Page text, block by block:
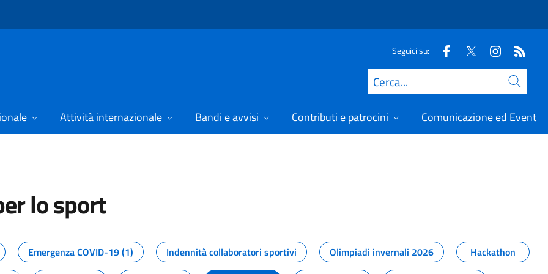
Seguici su:
Cerca
Attività internazionale Bandi e avvisi Contributi e patrocini Comunicazione ed Eventi
lo sport
dal Dipartimento per lo sport
Emergenza COVID-19 (1) Indennità collaboratori sportivi Olimpiadi invernali 2026
Hackathon